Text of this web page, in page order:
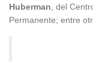
Huberman , del
Permanente; entre